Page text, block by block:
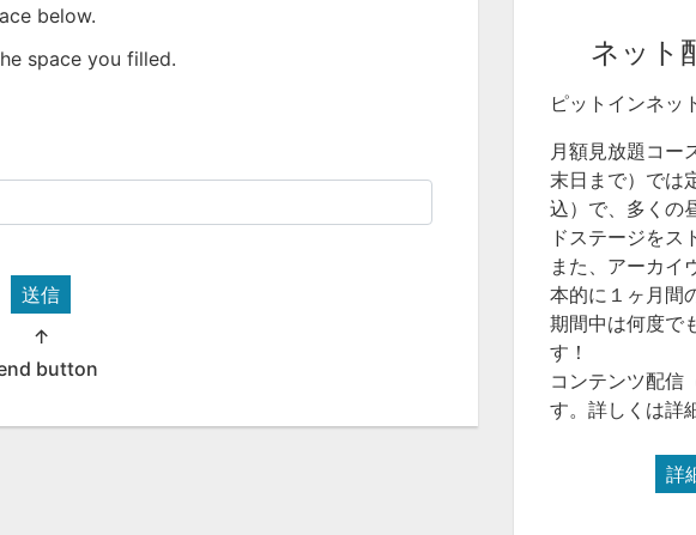
below.
space you filled.
送信
↑
button
ネット
ピットインネッ
月額見放題コー
末日まで）では
込）で、多くの
ドステージをス
また、アーカイ
本的に１ヶ月間
期間中は何度で
す！
コンテンツ配信
す。詳しくは詳
詳